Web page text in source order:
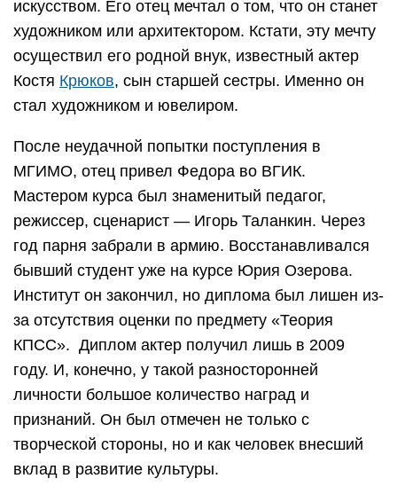
искусством. Его отец мечтал о том, что он станет
художником или архитектором. Кстати, эту мечту
осуществил его родной внук, известный актер
Костя Крюков, сын старшей сестры. Именно он
стал художником и ювелиром.
После неудачной попытки поступления в
МГИМО, отец привел Федора во ВГИК.
Мастером курса был знаменитый педагог,
режиссер, сценарист — Игорь Таланкин. Через
год парня забрали в армию. Восстанавливался
бывший студент уже на курсе Юрия Озерова.
Институт он закончил, но диплома был лишен из-
за отсутствия оценки по предмету «Теория
КПСС». Диплом актер получил лишь в 2009
году. И, конечно, у такой разносторонней
личности большое количество наград и
признаний. Он был отмечен не только с
творческой стороны, но и как человек внесший
вклад в развитие культуры.